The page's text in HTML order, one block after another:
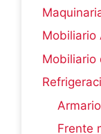
Mobiliario
Mobiliario
Frente